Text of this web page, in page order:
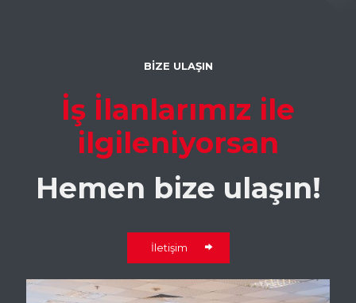
BİZE ULAŞIN
İş İlanlarımız ile
ilgileniyorsan
Hemen bize ulaşın!
İletişim